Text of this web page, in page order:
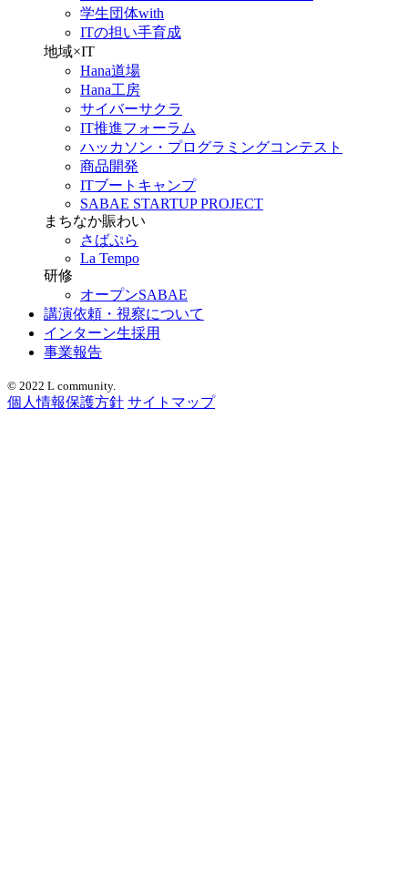
学生団体with
ITの担い手育成
地域×IT
Hana道場
Hana工房
サイバーサクラ
IT推進フォーラム
ハッカソン・プログラミングコンテスト
商品開発
ITブートキャンプ
SABAE STARTUP PROJECT
まちなか賑わい
さばぷら
La Tempo
研修
オープンSABAE
講演依頼・視察について
インターン生採用
事業報告
© 2022 L community.
個人情報保護方針 サイトマップ